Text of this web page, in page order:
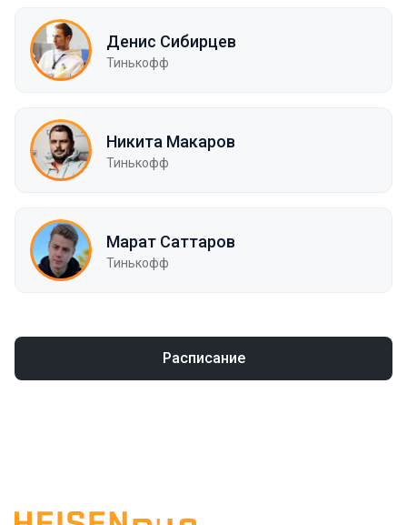
Денис Сибирцев
Тинькофф
Никита Макаров
Тинькофф
Марат Саттаров
Тинькофф
Расписание